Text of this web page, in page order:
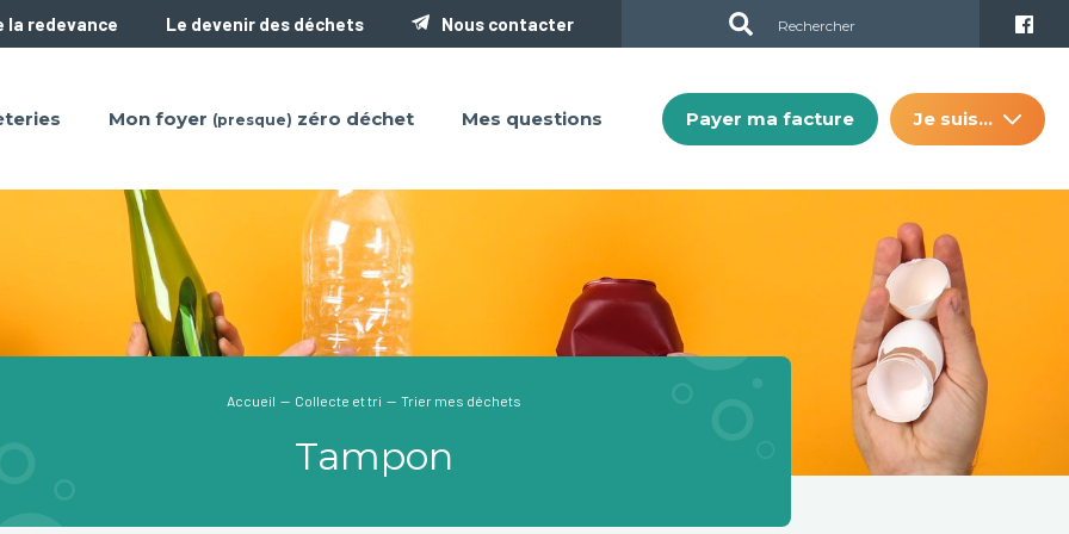
la redevance Le devenir des déchets Nous contacter
Mon foyer (presque) zéro déchet Mes questions Payer ma facture Je suis…
Tampon
Accueil — Collecte et tri — Trier mes déchets